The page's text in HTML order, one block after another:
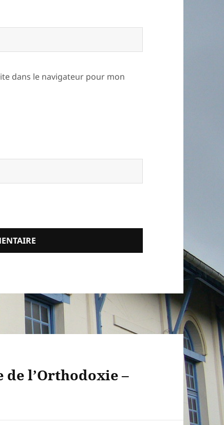
dans le navigateur pour mon
de l’Orthodoxie –